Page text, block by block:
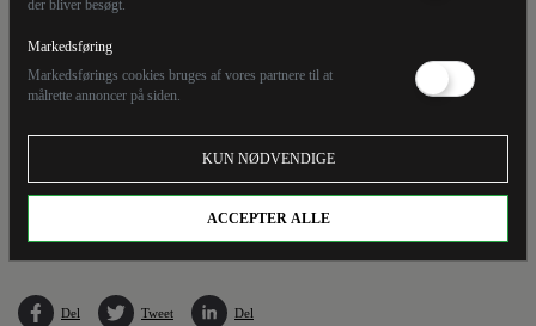
der bliver besøgt.
Markedsføring
Markedsførings cookies bruges af vores partnere til at
målrette annoncer på siden.
KUN NØDVENDIGE
ACCEPTER ALLE
Paul Watson var med til at stifte miljøorganisationen Greenpeace i 70'erne. Efter et
internt opgør blev forholdet mellem de to afbrudt. (Arkivfoto).
Del Tweet Del